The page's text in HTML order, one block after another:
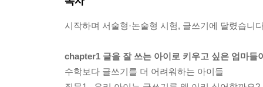
시작하며 서술형·논술형 시험, 글쓰기에 달렸습니
chapter1 글을 잘 쓰는 아이로 키우고 싶은 엄마들
수학보다 글쓰기를 더 어려워하는 아이들